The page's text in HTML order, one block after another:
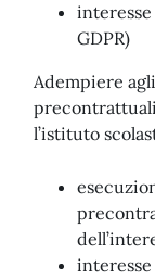
GDPR)
Adempiere
l’istituto